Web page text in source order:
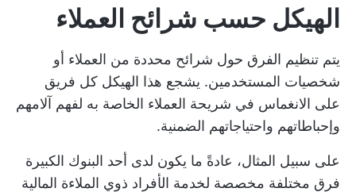
الهيكل حسب شرائح العملاء
يتم تنظيم الفرق حول شرائح محددة من العملاء أو
شخصيات المستخدمين. يشجع هذا الهيكل كل فريق
على الانغماس في شريحة العملاء الخاصة به لفهم آلامهم
وإحباطاتهم واحتياجاتهم الضمنية.
على سبيل المثال، عادةً ما يكون لدى أحد البنوك الكبيرة
فرق مختلفة مخصصة لخدمة الأفراد ذوي الملاءة المالية